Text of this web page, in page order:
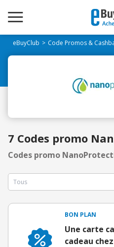
eBuyClub Code Promos &
7 Codes promo
Codes promo
BON PLAN
Une carte
cadeau